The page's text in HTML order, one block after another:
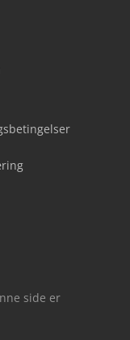
side er